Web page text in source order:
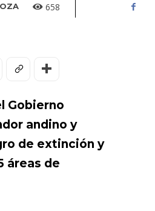
658
Gobierno
andino y
de extinción y
áreas de